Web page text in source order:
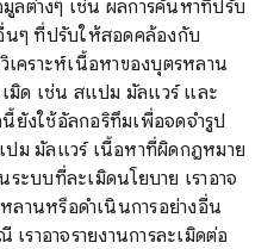
ลต่างๆ เช่น ผลการค้นหาที่ปรับ
นๆ ที่ปรับให้สอดคล้องกับ
เคราะห์เนื้อหาของบุตรหลาน
เมิด เช่น สแปม มัลแวร์ และ
ยังใช้อัลกอริทึมเพื่อจดจำรูป
ม มัลแวร์ เนื้อหาที่ผิดกฎหมาย
ะบบที่ละเมิดนโยบาย เราอาจ
านหรือดำเนินการอย่างอื่น
ราอาจรายงานการละเมิดต่อ